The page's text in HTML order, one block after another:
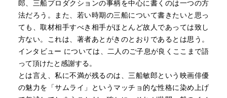
郎、三船プロダクションの事柄を中心に書くのは一つの方
法だろう。また、若い時期の三船について書きたいと思っ
ても、取材相手すべき相手がほとんど故人であっては致し
方ない。これは、著者あとがきのとおりであるとは思う。
インタビュー については、二人のご子息が良くここまで語
って頂けたと感謝する。
とは言え、私に不満が残るのは、三船敏郎という映画俳優
の魅力を「サムライ」というマッチョ的な性格に染め上げ